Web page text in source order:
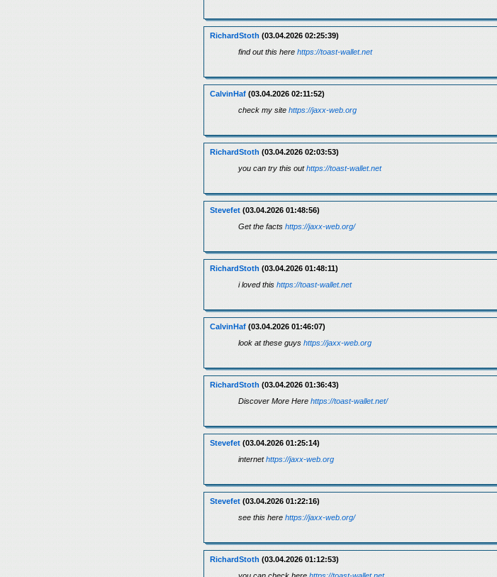
RichardStoth (03.04.2026 02:25:39)
find out this here https://toast-wallet.net
CalvinHaf (03.04.2026 02:11:52)
check my site https://jaxx-web.org
RichardStoth (03.04.2026 02:03:53)
you can try this outhttps://toast-wallet.net
Stevefet (03.04.2026 01:48:56)
Get the facts https://jaxx-web.org/
RichardStoth (03.04.2026 01:48:11)
i loved this https://toast-wallet.net
CalvinHaf (03.04.2026 01:46:07)
look at these guys https://jaxx-web.org
RichardStoth (03.04.2026 01:36:43)
Discover More Here https://toast-wallet.net/
Stevefet (03.04.2026 01:25:14)
internethttps://jaxx-web.org
Stevefet (03.04.2026 01:22:16)
see this here https://jaxx-web.org/
RichardStoth (03.04.2026 01:12:53)